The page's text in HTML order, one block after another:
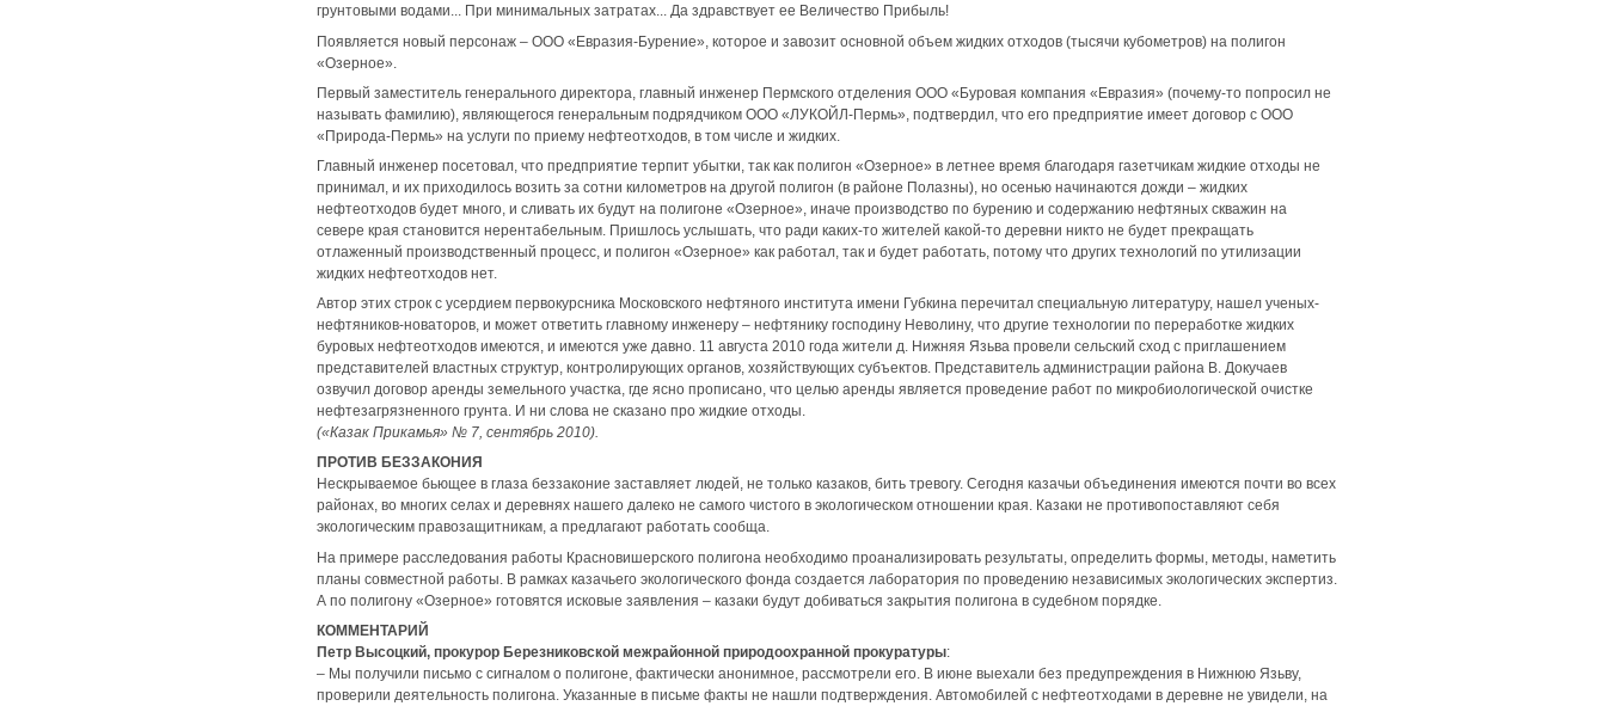
грунтовыми водами... При минимальных затратах... Да здравствует ее Величество Прибыль!
Появляется новый персонаж – ООО «Евразия-Бурение», которое и завозит основной объем жидких отходов (тысячи кубометров) на полигон
«Озерное».
Первый заместитель генерального директора, главный инженер Пермского отделения ООО «Буровая компания «Евразия» (почему-то попросил не
называть фамилию), являющегося генеральным подрядчиком ООО «ЛУКОЙЛ-Пермь», подтвердил, что его предприятие имеет договор с ООО
«Природа-Пермь» на услуги по приему нефтеотходов, в том числе и жидких.
Главный инженер посетовал, что предприятие терпит убытки, так как полигон «Озерное» в летнее время благодаря газетчикам жидкие отходы не
принимал, и их приходилось возить за сотни километров на другой полигон (в районе Полазны), но осенью начинаются дожди – жидких
нефтеотходов будет много, и сливать их будут на полигоне «Озерное», иначе производство по бурению и содержанию нефтяных скважин на
севере края становится нерентабельным. Пришлось услышать, что ради каких-то жителей какой-то деревни никто не будет прекращать
отлаженный производственный процесс, и полигон «Озерное» как работал, так и будет работать, потому что других технологий по утилизации
жидких нефтеотходов нет.
Автор этих строк с усердием первокурсника Московского нефтяного института имени Губкина перечитал специальную литературу, нашел ученых-
нефтяников-новаторов, и может ответить главному инженеру – нефтянику господину Неволину, что другие технологии по переработке жидких
буровых нефтеотходов имеются, и имеются уже давно. 11 августа 2010 года жители д. Нижняя Язьва провели сельский сход с приглашением
представителей властных структур, контролирующих органов, хозяйствующих субъектов. Представитель администрации района В. Докучаев
озвучил договор аренды земельного участка, где ясно прописано, что целью аренды является проведение работ по микробиологической очистке
нефтезагрязненного грунта. И ни слова не сказано про жидкие отходы.
(«Казак Прикамья» № 7, сентябрь 2010).
ПРОТИВ БЕЗЗАКОНИЯ
Нескрываемое бьющее в глаза беззаконие заставляет людей, не только казаков, бить тревогу. Сегодня казачьи объединения имеются почти во всех
районах, во многих селах и деревнях нашего далеко не самого чистого в экологическом отношении края. Казаки не противопоставляют себя
экологическим правозащитникам, а предлагают работать сообща.
На примере расследования работы Красновишерского полигона необходимо проанализировать результаты, определить формы, методы, наметить
планы совместной работы. В рамках казачьего экологического фонда создается лаборатория по проведению независимых экологических экспертиз.
А по полигону «Озерное» готовятся исковые заявления – казаки будут добиваться закрытия полигона в судебном порядке.
КОММЕНТАРИЙ
Петр Высоцкий, прокурор Березниковской межрайонной природоохранной прокуратуры:
– Мы получили письмо с сигналом о полигоне, фактически анонимное, рассмотрели его. В июне выехали без предупреждения в Нижнюю Язьву,
проверили деятельность полигона. Указанные в письме факты не нашли подтверждения. Автомобилей с нефтеотходами в деревне не увидели, на